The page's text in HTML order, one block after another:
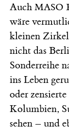
Auch MASO
wäre
kleinen
nicht das
Sonderreihe
ins Leben
oder
Kolumbien,
sehen – und